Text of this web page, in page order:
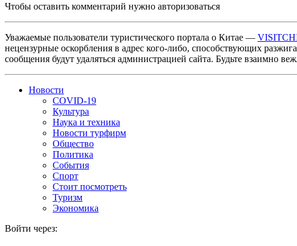
Чтобы оставить комментарий нужно авторизоваться
Уважаемые пользователи туристического портала о Китае —
нецензурные оскорбления в адрес кого-либо, способствующих
сообщения будут удаляться администрацией сайта. Будьте взаимно
Новости
COVID-19
Культура
Наука и техника
Новости турфирм
Общество
Политика
События
Спорт
Стоит посмотреть
Туризм
Экономика
Войти через: